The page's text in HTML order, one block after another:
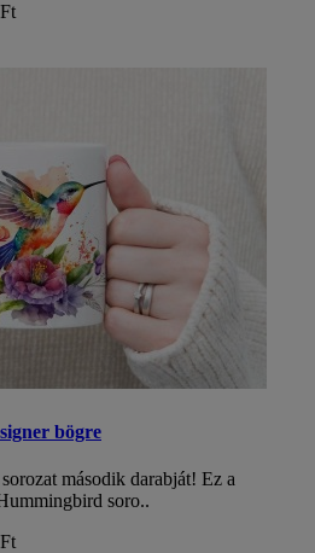
bögre
második darabját! Ez a
soro..